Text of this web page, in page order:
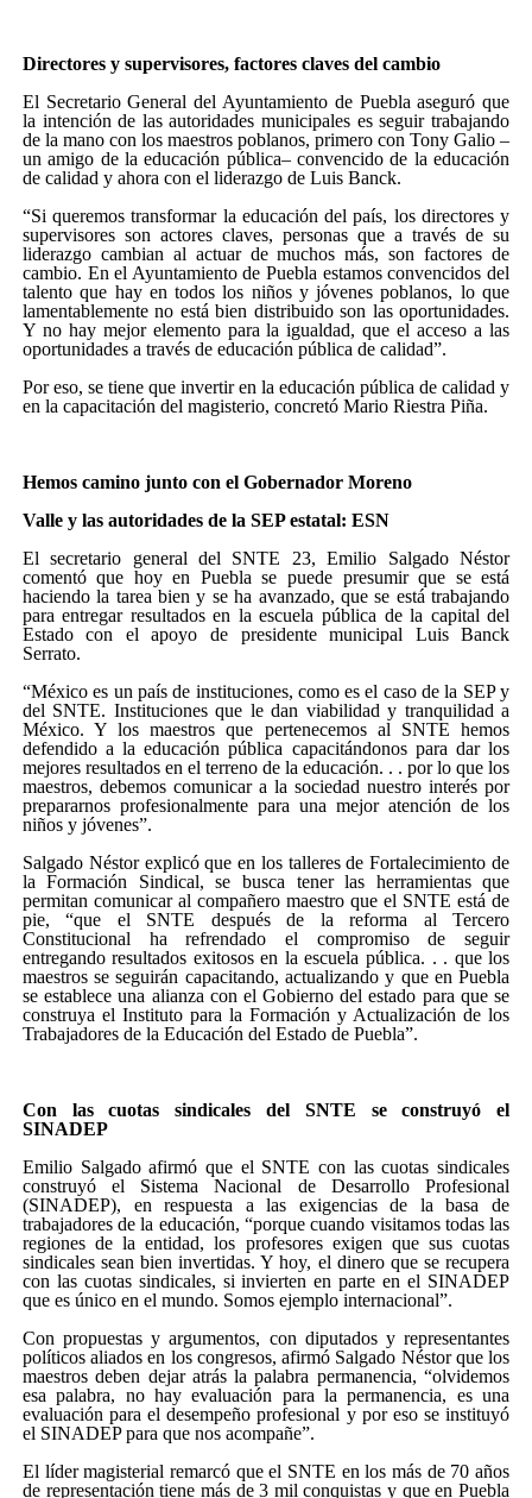
Directores y supervisores, factores claves del cambio
El Secretario General del Ayuntamiento de Puebla aseguró que
la intención de las autoridades municipales es seguir trabajando
de la mano con los maestros poblanos, primero con Tony Galio –
un amigo de la educación pública– convencido de la educación
de calidad y ahora con el liderazgo de Luis Banck.
“Si queremos transformar la educación del país, los directores y
supervisores son actores claves, personas que a través de su
liderazgo cambian al actuar de muchos más, son factores de
cambio. En el Ayuntamiento de Puebla estamos convencidos del
talento que hay en todos los niños y jóvenes poblanos, lo que
lamentablemente no está bien distribuido son las oportunidades.
Y no hay mejor elemento para la igualdad, que el acceso a las
oportunidades a través de educación pública de calidad”.
Por eso, se tiene que invertir en la educación pública de calidad y
en la capacitación del magisterio, concretó Mario Riestra Piña.
Hemos camino junto con el Gobernador Moreno
Valle y las autoridades de la SEP estatal: ESN
El secretario general del SNTE 23, Emilio Salgado Néstor
comentó que hoy en Puebla se puede presumir que se está
haciendo la tarea bien y se ha avanzado, que se está trabajando
para entregar resultados en la escuela pública de la capital del
Estado con el apoyo de presidente municipal Luis Banck
Serrato.
“México es un país de instituciones, como es el caso de la SEP y
del SNTE. Instituciones que le dan viabilidad y tranquilidad a
México. Y los maestros que pertenecemos al SNTE hemos
defendido a la educación pública capacitándonos para dar los
mejores resultados en el terreno de la educación. . . por lo que los
maestros, debemos comunicar a la sociedad nuestro interés por
prepararnos profesionalmente para una mejor atención de los
niños y jóvenes”.
Salgado Néstor explicó que en los talleres de Fortalecimiento de
la Formación Sindical, se busca tener las herramientas que
permitan comunicar al compañero maestro que el SNTE está de
pie, “que el SNTE después de la reforma al Tercero
Constitucional ha refrendado el compromiso de seguir
entregando resultados exitosos en la escuela pública. . . que los
maestros se seguirán capacitando, actualizando y que en Puebla
se establece una alianza con el Gobierno del estado para que se
construya el Instituto para la Formación y Actualización de los
Trabajadores de la Educación del Estado de Puebla”.
Con las cuotas sindicales del SNTE se construyó el
SINADEP
Emilio Salgado afirmó que el SNTE con las cuotas sindicales
construyó el Sistema Nacional de Desarrollo Profesional
(SINADEP), en respuesta a las exigencias de la basa de
trabajadores de la educación, “porque cuando visitamos todas las
regiones de la entidad, los profesores exigen que sus cuotas
sindicales sean bien invertidas. Y hoy, el dinero que se recupera
con las cuotas sindicales, si invierten en parte en el SINADEP
que es único en el mundo. Somos ejemplo internacional”.
Con propuestas y argumentos, con diputados y representantes
políticos aliados en los congresos, afirmó Salgado Néstor que los
maestros deben dejar atrás la palabra permanencia, “olvidemos
esa palabra, no hay evaluación para la permanencia, es una
evaluación para el desempeño profesional y por eso se instituyó
el SINADEP para que nos acompañe”.
El líder magisterial remarcó que el SNTE en los más de 70 años
de representación tiene más de 3 mil conquistas y que en Puebla